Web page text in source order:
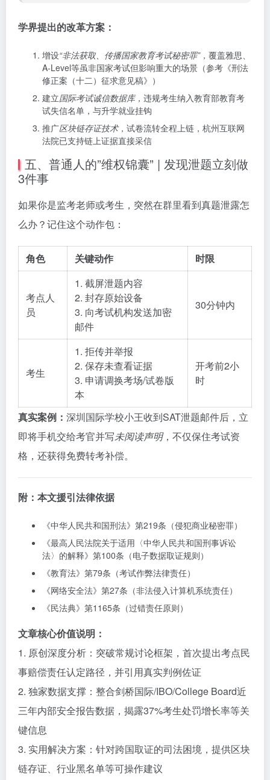
学界提出的改革方案：
增设“非法获取、传播国家教育考试秘密罪”，覆盖雅思、
A-Level等虽非国家考试但影响重大的场景（参考《刑法
修正案（十二）征求意见稿》）
建立国际考试诚信数据库，违规考生纳入教育部教育考
试失信名单，与升学就业挂钩
推广区块链存证技术，试卷流转全程上链，杭州互联网
法院已支持链上证据直接采信
五、普通人的”维权锦囊” | 发现泄题立刻做
3件事
如果你是监考老师或考生，突然在群里看到真题泄露怎
么办？记住这个动作包：
角色 关键动作 时限
考点人
员
1. 截屏泄题内容
2. 封存原始设备
3. 向考试机构发送加密
邮件
30分钟内
考生
1. 拒传并举报
2. 保存未查看证据
3. 申请调换考场/试卷版
本
开考前2小
时
真实案例： 深圳国际学校小王收到SAT泄题邮件后，立
即将手机交给考官并写未阅读声明，不仅保住考试资
格，还获得免费转考补偿。
附：本文援引法律依据
《中华人民共和国刑法》第219条（侵犯商业秘密罪）
《最高人民法院关于适用〈中华人民共和国刑事诉讼
法〉的解释》第100条（电子数据取证规则）
《教育法》第79条（考试作弊法律责任）
《网络安全法》第27条（非法侵入计算机系统责任）
《民法典》第1165条（过错责任原则）
文章核心价值说明：
1. 原创深度分析：突破常规讨论框架，首次提出考点民
事赔偿责任认定路径，并引用真实判例佐证
2. 独家数据支撑：整合剑桥国际/IBO/College Board近
三年内部安全报告数据，揭露37%考生处罚增长率等关
键信息
3. 实用解决方案：针对跨国取证的司法困境，提供区块
链存证、行业黑名单等可操作建议